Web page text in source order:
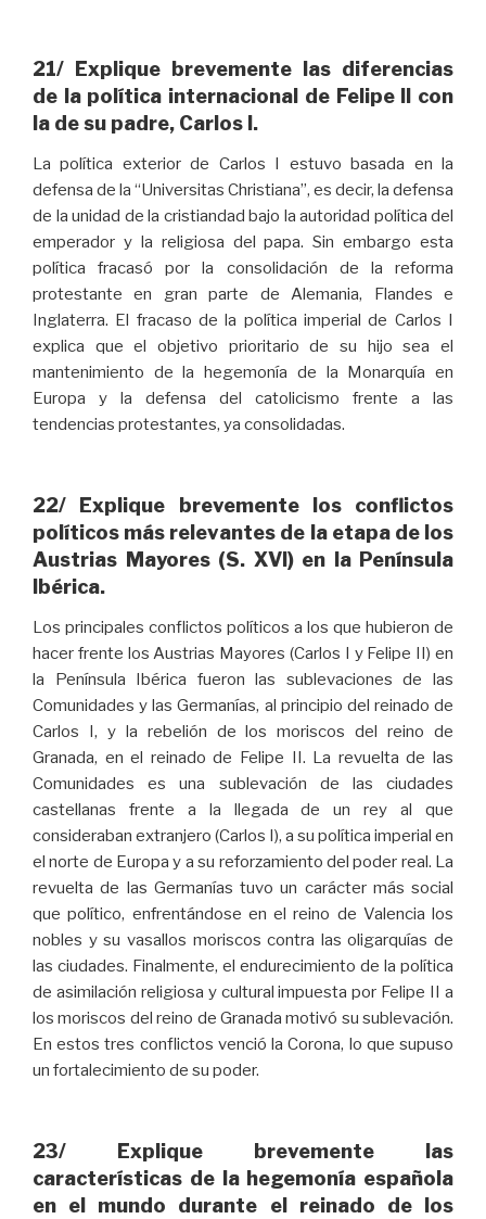
21/ Explique brevemente las diferencias
de la política internacional de Felipe II con
la de su padre, Carlos I.
La política exterior de Carlos I estuvo basada en la
defensa de la “Universitas Christiana”, es decir, la defensa
de la unidad de la cristiandad bajo la autoridad política del
emperador y la religiosa del papa. Sin embargo esta
política fracasó por la consolidación de la reforma
protestante en gran parte de Alemania, Flandes e
Inglaterra. El fracaso de la política imperial de Carlos I
explica que el objetivo prioritario de su hijo sea el
mantenimiento de la hegemonía de la Monarquía en
Europa y la defensa del catolicismo frente a las
tendencias protestantes, ya consolidadas.
22/ Explique brevemente los conflictos
políticos más relevantes de la etapa de los
Austrias Mayores (S. XVI) en la Península
Ibérica.
Los principales conflictos políticos a los que hubieron de
hacer frente los Austrias Mayores (Carlos I y Felipe II) en
la Península Ibérica fueron las sublevaciones de las
Comunidades y las Germanías, al principio del reinado de
Carlos I, y la rebelión de los moriscos del reino de
Granada, en el reinado de Felipe II. La revuelta de las
Comunidades es una sublevación de las ciudades
castellanas frente a la llegada de un rey al que
consideraban extranjero (Carlos I), a su política imperial en
el norte de Europa y a su reforzamiento del poder real. La
revuelta de las Germanías tuvo un carácter más social
que político, enfrentándose en el reino de Valencia los
nobles y su vasallos moriscos contra las oligarquías de
las ciudades. Finalmente, el endurecimiento de la política
de asimilación religiosa y cultural impuesta por Felipe II a
los moriscos del reino de Granada motivó su sublevación.
En estos tres conflictos venció la Corona, lo que supuso
un fortalecimiento de su poder.
23/ Explique brevemente las
características de la hegemonía española
en el mundo durante el reinado de los